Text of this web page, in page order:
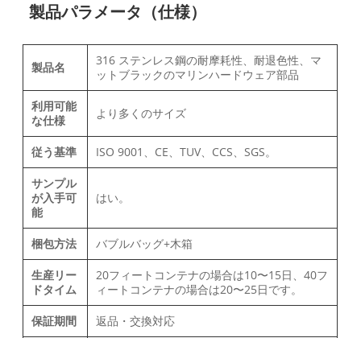
製品パラメータ（仕様）
製品名
316 ステンレス鋼の耐摩耗性、耐退色性、マ
ットブラックのマリンハードウェア部品
利用可能
な仕様
より多くのサイズ
従う基準 ISO 9001、CE、TUV、CCS、SGS。
サンプル
が入手可
能
はい。
梱包方法 バブルバッグ+木箱
生産リー
ドタイム
20フィートコンテナの場合は10〜15日、40フ
ィートコンテナの場合は20〜25日です。
保証期間 返品・交換対応